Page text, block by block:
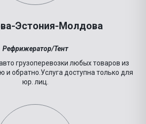
Эстония-Молдова
Рефрижератор/Тент
грузоперевозки любых товаров из
обратно.Услуга доступна только для
юр. лиц.